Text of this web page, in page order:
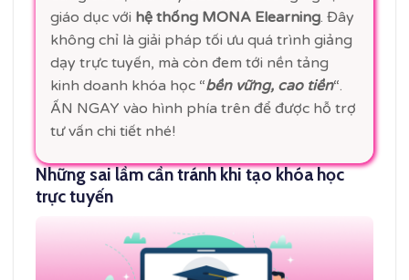
giáo dục với hệ thống MONA Elearning. Đây
không chỉ là giải pháp tối ưu quá trình giảng
dạy trực tuyến, mà còn đem tới nền tảng
kinh doanh khóa học “bền vững, cao tiền“.
ẤN NGAY vào hình phía trên để được hỗ trợ
tư vấn chi tiết nhé!
Những sai lầm cần tránh khi tạo khóa học
trực tuyến